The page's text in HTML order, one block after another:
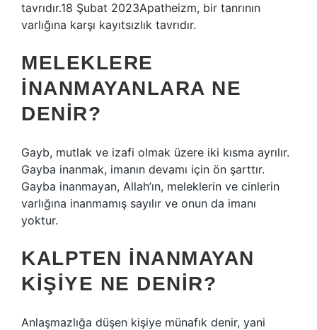
tavrıdır.18 Şubat 2023Apatheizm, bir tanrının
varlığına karşı kayıtsızlık tavrıdır.
MELEKLERE
INANMAYANLARA NE
DENIR?
Gayb, mutlak ve izafi olmak üzere iki kısma ayrılır.
Gayba inanmak, imanın devamı için ön şarttır.
Gayba inanmayan, Allah’ın, meleklerin ve cinlerin
varlığına inanmamış sayılır ve onun da imanı
yoktur.
KALPTEN INANMAYAN
KIŞIYE NE DENIR?
Anlaşmazlığa düşen kişiye münafık denir, yani